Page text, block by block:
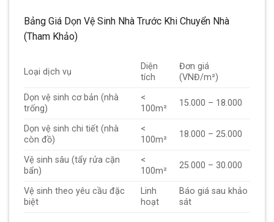
Bảng Giá Dọn Vệ Sinh Nhà Trước Khi Chuyển Nhà
(Tham Khảo)
Loại dịch vụ
Diện
tích
Đơn giá
(VNĐ/m²)
Dọn vệ sinh cơ bản (nhà
trống)
<
100m²
15.000 – 18.000
Dọn vệ sinh chi tiết (nhà
còn đồ)
<
100m²
18.000 – 25.000
Vệ sinh sâu (tẩy rửa cặn
bẩn)
<
100m²
25.000 – 30.000
Vệ sinh theo yêu cầu đặc
biệt
Linh
hoạt
Báo giá sau khảo
sát